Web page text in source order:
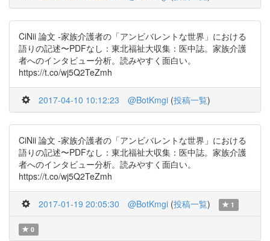
CiNii 論文 -家族介護者の「アンビバレントな世界」における
語りの記述〜PDFなし：東北福祉大収集：医中誌。家族介護
者へのインタビュー分析。読みやすく面白い。
https://t.co/wj5Q2TeZmh
2017-04-10 10:12:23 @BotKmgi (投稿一覧)
CiNii 論文 -家族介護者の「アンビバレントな世界」における
語りの記述〜PDFなし：東北福祉大収集：医中誌。家族介護
者へのインタビュー分析。読みやすく面白い。
https://t.co/wj5Q2TeZmh
2017-01-19 20:05:30 @BotKmgi (投稿一覧) 1
0